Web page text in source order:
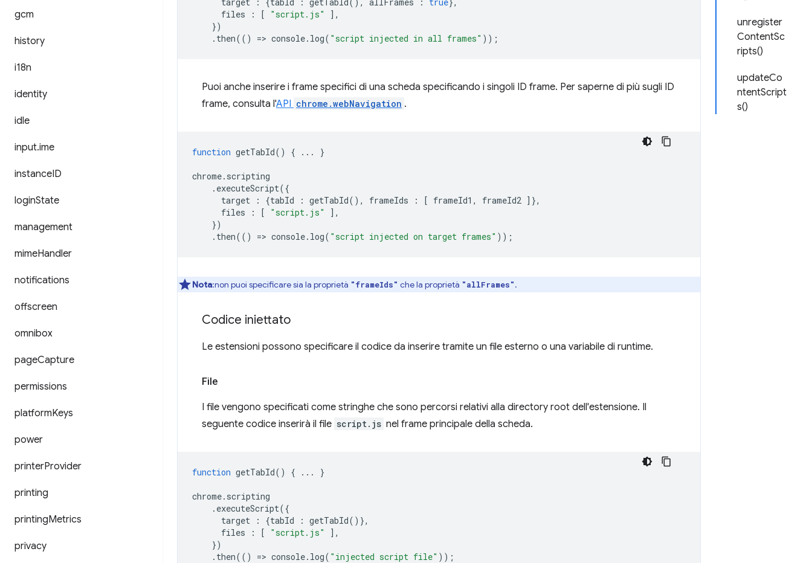
gcm
history
i18n
identity
idle
input.ime
instanceID
loginState
management
mimeHandler
notifications
offscreen
omnibox
pageCapture
permissions
platformKeys
power
printerProvider
printing
printingMetrics
privacy
unregister
ContentSc
ripts()
updateCo
ntentScript
s()
files
: [ "script.js"
],
})
. then(() => console. log( "script injected in all frames" ));
Puoi anche inserire i frame specifici di una scheda specificando i singoli ID frame. Per saperne di più sugli ID
frame, consulta l'API chrome.webNavigation .
function getTabId() { ... }
chrome. scripting
. executeScript({
target
: {tabId : getTabId(), frameIds : [ frameId1 , frameId2 ]},
files
: [ "script.js"
],
})
. then(() => console. log( "script injected on target frames" ));
Nota:non puoi specificare sia la proprietà "frameIds" che la proprietà "allFrames".
Codice iniettato
Le estensioni possono specificare il codice da inserire tramite un file esterno o una variabile di runtime.
File
I file vengono specificati come stringhe che sono percorsi relativi alla directory root dell'estensione. Il
seguente codice inserirà il file script.js nel frame principale della scheda.
function getTabId() { ... }
chrome. scripting
. executeScript({
target
: {tabId : getTabId()},
files
: [ "script.js"
],
})
. then(() => console. log( "injected script file" ));